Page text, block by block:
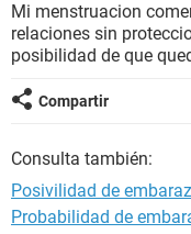
BIENESTAR
Mi menstruacion
relaciones sin
posibilidad de que
Compartir
Consulta también:
Posivilidad de
Probabilidad de